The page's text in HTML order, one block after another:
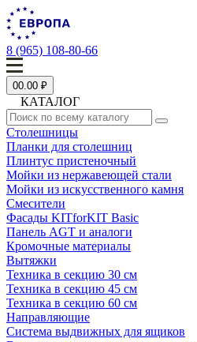
8 (965) 108-80-66
00.00 ₽
КАТАЛОГ
Столешницы
Планки для столешниц
Плинтус пристеночный
Мойки из нержавеющей стали
Мойки из искусственного камня
Смесители
Фасады KITforKIT Basic
Панель AGT и аналоги
Кромочные материалы
Вытяжки
Техника в секцию 30 см
Техника в секцию 45 см
Техника в секцию 60 см
Направляющие
Система выдвижных для ящиков